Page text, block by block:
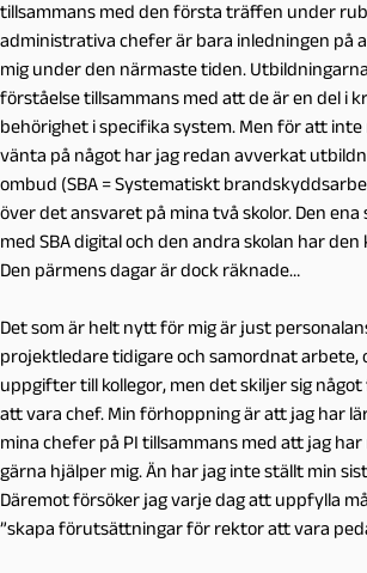
tillsammans med den första träffen under
administrativa chefer är bara inledningen på
mig under den närmaste tiden.
förståelse tillsammans med att de är en del i
behörighet i specifika system. Men för att
vänta på något har jag redan avverkat
ombud (SBA = Systematiskt
över det ansvaret på mina två skolor. Den
med SBA digital och den andra skolan har den
Den pärmens dagar är dock räknade…
Det som är helt nytt för mig är just
projektledare tidigare och samordnat arbete,
uppgifter till kollegor, men det skiljer sig
att vara chef. Min förhoppning är att jag har
mina chefer på PI tillsammans med att jag har
gärna hjälper mig. Än har jag inte ställt min
Däremot försöker jag varje dag att uppfylla
”skapa förutsättningar för rektor att vara